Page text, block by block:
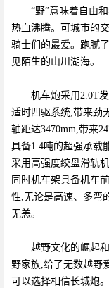
“野”意味着自由
热血沸腾。可城市的
骑士们的最爱。跑腻
见陌生的山川湖海。
机车炮采用2.0T
适时四驱系统,带来劲
轴距达3470mm,带来
具备1.4吨的超强承载
采用高强度绞盘滑轨
同时机车架具备机车
性,无论是高速、多弯
无恙。
越野文化的崛起
野家族,给了无数越野
可以选择相信长城炮。